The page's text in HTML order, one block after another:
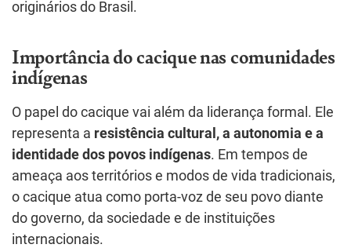
originários do Brasil.
Importância do cacique nas comunidades
indígenas
O papel do cacique vai além da liderança formal. Ele
representa a resistência cultural, a autonomia e a
identidade dos povos indígenas. Em tempos de
ameaça aos territórios e modos de vida tradicionais,
o cacique atua como porta-voz de seu povo diante
do governo, da sociedade e de instituições
internacionais.